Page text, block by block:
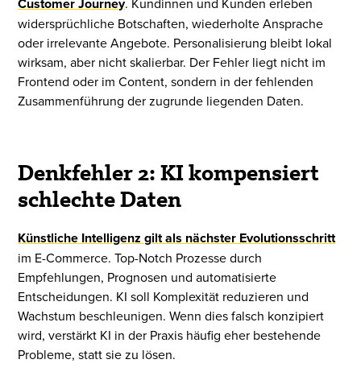
widersprüchliche Botschaften, wiederholte Ansprache
oder irrelevante Angebote. Personalisierung bleibt lokal
wirksam, aber nicht skalierbar. Der Fehler liegt nicht im
Frontend oder im Content, sondern in der fehlenden
Zusammenführung der zugrunde liegenden Daten.
Denkfehler 2: KI kompensiert
schlechte Daten
Künstliche Intelligenz gilt als nächster Evolutionsschritt
im E-Commerce. Top-Notch Prozesse durch
Empfehlungen, Prognosen und automatisierte
Entscheidungen. KI soll Komplexität reduzieren und
Wachstum beschleunigen. Wenn dies falsch konzipiert
wird, verstärkt KI in der Praxis häufig eher bestehende
Probleme, statt sie zu lösen.